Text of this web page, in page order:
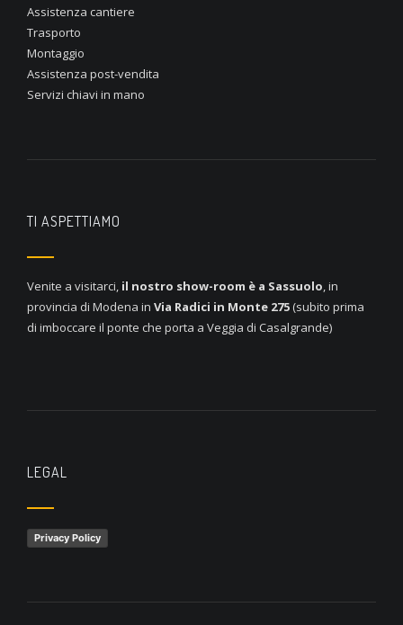
Assistenza cantiere
Trasporto
Montaggio
Assistenza post-vendita
Servizi chiavi in mano
TI ASPETTIAMO
Venite a visitarci, il nostro show-room è a Sassuolo, in
provincia di Modena in Via Radici in Monte 275 (subito prima
di imboccare il ponte che porta a Veggia di Casalgrande)
LEGAL
Privacy Policy